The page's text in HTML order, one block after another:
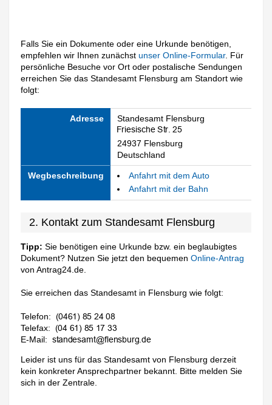
Falls Sie ein Dokumente oder eine Urkunde benötigen,
empfehlen wir Ihnen zunächstunser Online-Formular. Für
persönliche Besuche vor Ort oder postalische Sendungen
erreichen Sie das Standesamt Flensburg am Standort wie
folgt:
Adresse Standesamt Flensburg
24937 Flensburg
Deutschland
Wegbeschreibung
Anfahrt mit dem Auto
Anfahrt mit der Bahn
2. Kontakt zum Standesamt Flensburg
Tipp: Sie benötigen eine Urkunde bzw. ein beglaubigtes
Dokument? Nutzen Sie jetzt den bequemenOnline-Antrag
von Antrag24.de.
Sie erreichen das Standesamt in Flensburg wie folgt:
Telefon:
Telefax:
E-Mail:
Leider ist uns für das Standesamt von Flensburg derzeit
kein konkreter Ansprechpartner bekannt. Bitte melden Sie
sich in der Zentrale.